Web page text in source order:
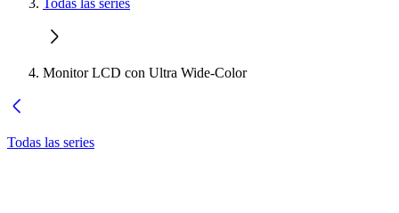
Todas las series
Monitor LCD con Ultra Wide-Color
Todas las series